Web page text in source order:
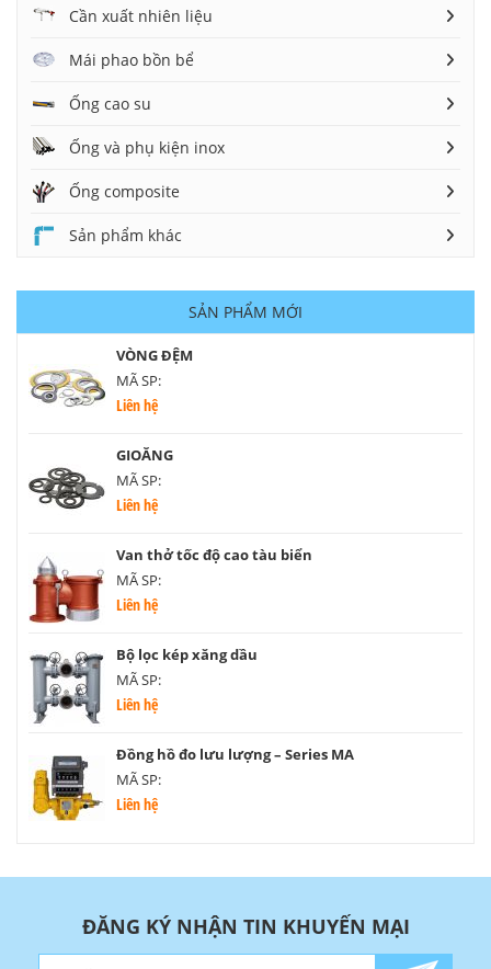
Cần xuất nhiên liệu
Mái phao bồn bể
Ống cao su
Ống và phụ kiện inox
Ống composite
Sản phẩm khác
SẢN PHẨM MỚI
VÒNG ĐỆM
MÃ SP:
Liên hệ
GIOĂNG
MÃ SP:
Liên hệ
Van thở tốc độ cao tàu biển
MÃ SP:
Liên hệ
Bộ lọc kép xăng dầu
MÃ SP:
Liên hệ
Đồng hồ đo lưu lượng – Series MA
MÃ SP:
Liên hệ
ĐĂNG KÝ NHẬN TIN KHUYẾN MẠI